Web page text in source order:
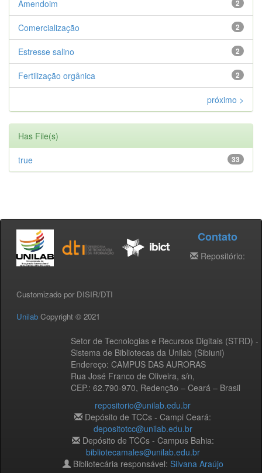
2
Amendoim
2
Comercialização
2
Estresse salino
2
Fertilização orgânica
próximo >
Has File(s)
33
true
Customizado por DISIR/DTI
Unilab Copyright © 2021
Setor de Tecnologias e Recursos Digitais (STRD) -
Sistema de Bibliotecas da Unilab (Sibiuni)
Endereço: CAMPUS DAS AURORAS
Rua José Franco de Oliveira, s/n,
CEP.: 62.790-970, Redenção – Ceará – Brasil
Contato
Repositório:
repositorio@unilab.edu.br
Depósito de TCCs - Campi Ceará:
depositotcc@unilab.edu.br
Depósito de TCCs - Campus Bahia:
bibliotecamales@unilab.edu.br
Bibliotecária responsável: Silvana Araújo